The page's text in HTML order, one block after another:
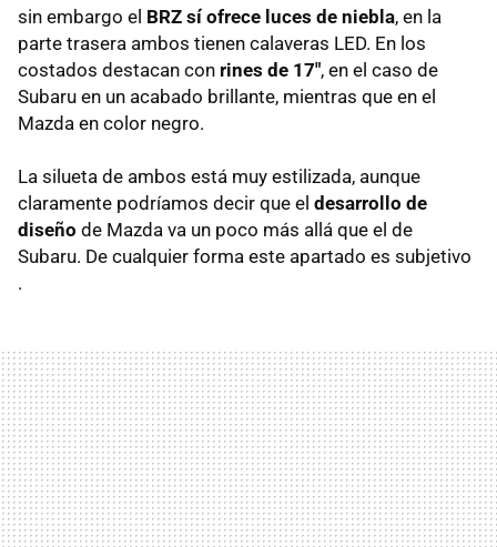
sin embargo el BRZ sí ofrece luces de niebla, en la
parte trasera ambos tienen calaveras LED. En los
costados destacan con rines de 17", en el caso de
Subaru en un acabado brillante, mientras que en el
Mazda en color negro.
La silueta de ambos está muy estilizada, aunque
claramente podríamos decir que el desarrollo de
diseño de Mazda va un poco más allá que el de
Subaru. De cualquier forma este apartado es subjetivo
.